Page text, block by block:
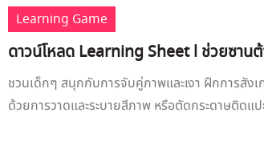
Learning Game
ดาวน์โหลด Learning Sheet l ช่วยซาน
ชวนเด็กๆ สนุกกับการจับคู่ภาพและเงา ฝึกการสัง
ด้วยการวาดและระบายสีภาพ หรือตัดกระดาษติดแป